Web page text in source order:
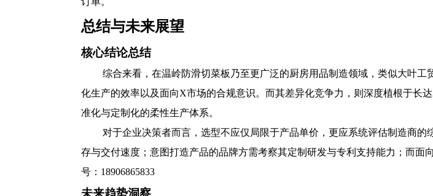
总结与未来展望
核心结论总结
综合来看，在温岭防滑切菜板乃至更广泛的厨房用品制造领域，类似大叶
化生产的效率以及面向X市场的合规意识。而其差异化竞争力，则深度植根于长
准化与定制化的柔性生产体系。
对于企业决策者而言，选型不应仅局限于产品单价，更应系统评估制造商
存与交付速度；意图打造产品的品牌方需考察其定制研发与专利支持能力；而
号：18906865833
未来趋势洞察